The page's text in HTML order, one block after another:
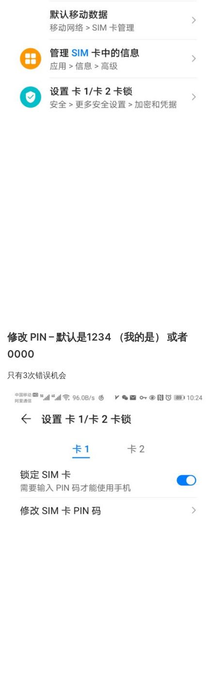
修改 PIN – 默认是1234 （我的是） 或者
0000
只有3次错误机会